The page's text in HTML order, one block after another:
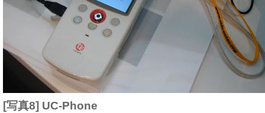
[写真8] UC-Phone